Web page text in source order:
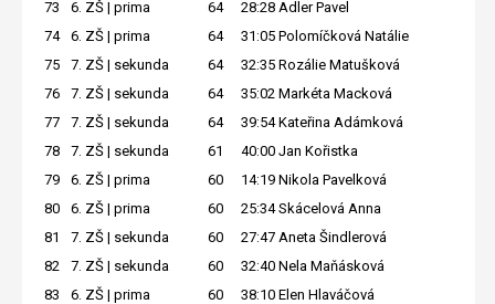
73 6. ZŠ | prima 64 28:28 Adler Pavel
74
6. ZŠ | prima 64 31:05 Polomíčková Natálie
75
7. ZŠ | sekunda 64 32:35 Rozálie Matušková
76
7. ZŠ | sekunda 64 35:02 Markéta Macková
77
7. ZŠ | sekunda 64 39:54 Kateřina Adámková
78
7. ZŠ | sekunda 61 40:00 Jan Kořistka
79
6. ZŠ | prima 60 14:19 Nikola Pavelková
80
6. ZŠ | prima 60 25:34 Skácelová Anna
81
7. ZŠ | sekunda 60 27:47 Aneta Šindlerová
82
7. ZŠ | sekunda 60 32:40 Nela Maňásková
83
6. ZŠ | prima 60 38:10 Elen Hlaváčová